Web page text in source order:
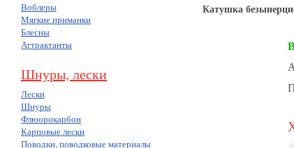
Воблеры
Мягкие приманки
Блесны
Аттрактанты
Шнуры, лески
Лески
Шнуры
Флюорокарбон
Карповые лески
Поводки, поводковые материалы
Катушка